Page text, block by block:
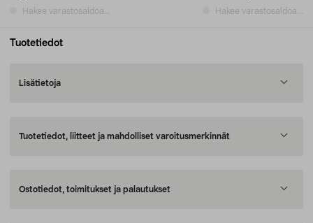
Hakee varastosaldoa... Hakee varastosaldoa...
Tuotetiedot
Lisätietoja
Tuotetiedot, liitteet ja mahdolliset varoitusmerkinnät
Ostotiedot, toimitukset ja palautukset